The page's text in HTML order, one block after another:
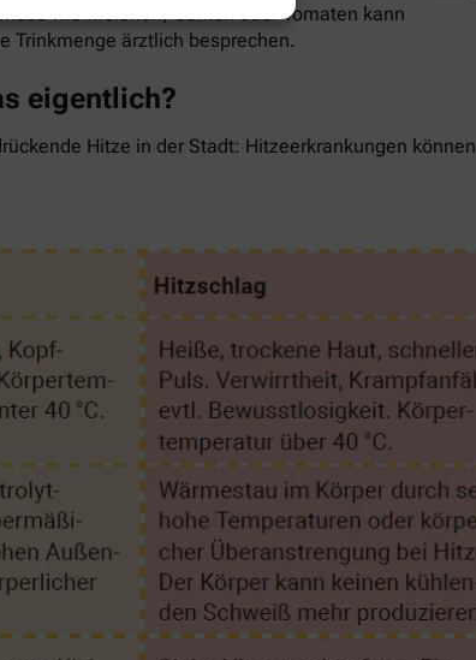
wie Melonen, Gurken oder Tomaten kann
Trinkmenge ärztlich besprechen.
eigentlich?
Hitze in der Stadt: Hitzeerkrankungen können